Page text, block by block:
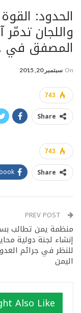
الحدود:
واللجان
المصفق في
On سبتمبر 20, 2015
743
Share
743
Share
منظمة يمن تطالب
إنشاء لجنة دولية
للنظر في جرائم
اليمن
Also Like